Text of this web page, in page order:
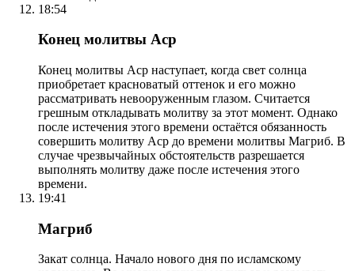
18:54
Конец молитвы Аср
Конец молитвы Аср наступает, когда свет солнца
приобретает красноватый оттенок и его можно
рассматривать невооруженным глазом. Считается
грешным откладывать молитву за этот момент. Однако
после истечения этого времени остаётся обязанность
совершить молитву Аср до времени молитвы Магриб. В
случае чрезвычайных обстоятельств разрешается
выполнять молитву даже после истечения этого
времени.
19:41
Магриб
Закат солнца. Начало нового дня по исламскому